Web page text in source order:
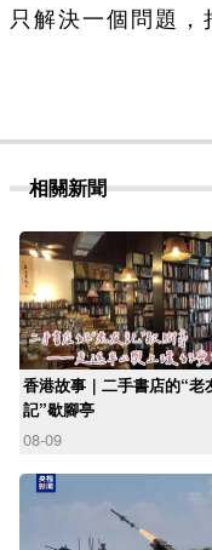
只解決一個問題，
相關新聞
香港故事｜二手書店的“老
記”歇腳亭
08-09